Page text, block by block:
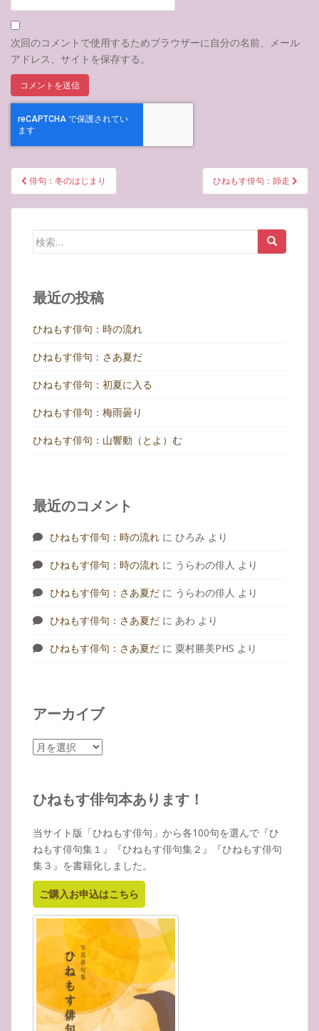
次回のコメントで使用するためブラウザーに自分の名前、メール
アドレス、サイトを保存する。
投
稿
ナ
俳句：冬のはじまり ひねもす俳句：師走
検
最近の投稿
ひねもす俳句：時の流れ
ひねもす俳句：さあ夏だ
ひねもす俳句：初夏に入る
ひねもす俳句：梅雨曇り
ひねもす俳句：山響動（とよ）む
最近のコメント
ひねもす俳句：時の流れ に ひろみ より
ひねもす俳句：時の流れ に うらわの俳人 より
ひねもす俳句：さあ夏だ に うらわの俳人 より
ひねもす俳句：さあ夏だ に あわ より
ひねもす俳句：さあ夏だ に 粟村勝美PHS より
アーカイブ
ア
イ
ひねもす俳句本あります！
当サイト版「ひねもす俳句」から各100句を選んで『ひ
ねもす俳句集１』『ひねもす俳句集２』『ひねもす俳句
集３』を書籍化しました。
ご購入お申込はこちら